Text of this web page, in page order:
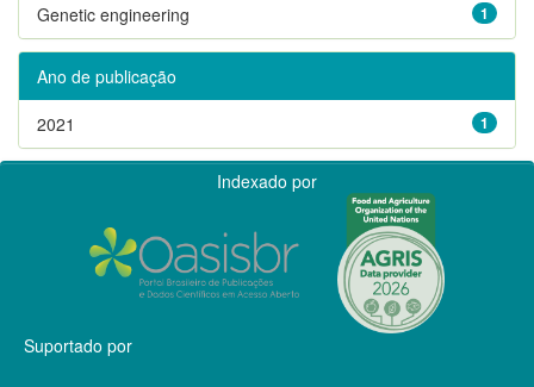
1
Genetic engineering
Ano de publicação
1
2021
Indexado por
Suportado por